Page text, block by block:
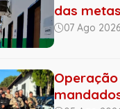
das
07 Ago
Operação